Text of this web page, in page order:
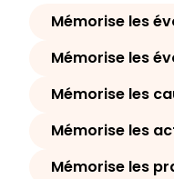
Mémorise les
Mémorise les
Mémorise les
Mémorise les
Mémorise les